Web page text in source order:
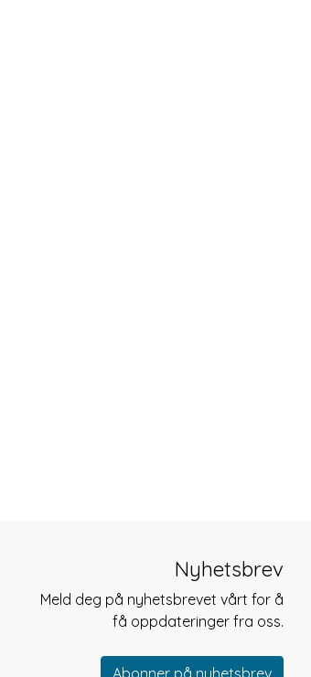
Nyhetsbrev
Meld deg på nyhetsbrevet vårt for å
få oppdateringer fra oss.
Abonner på nyhetsbrev